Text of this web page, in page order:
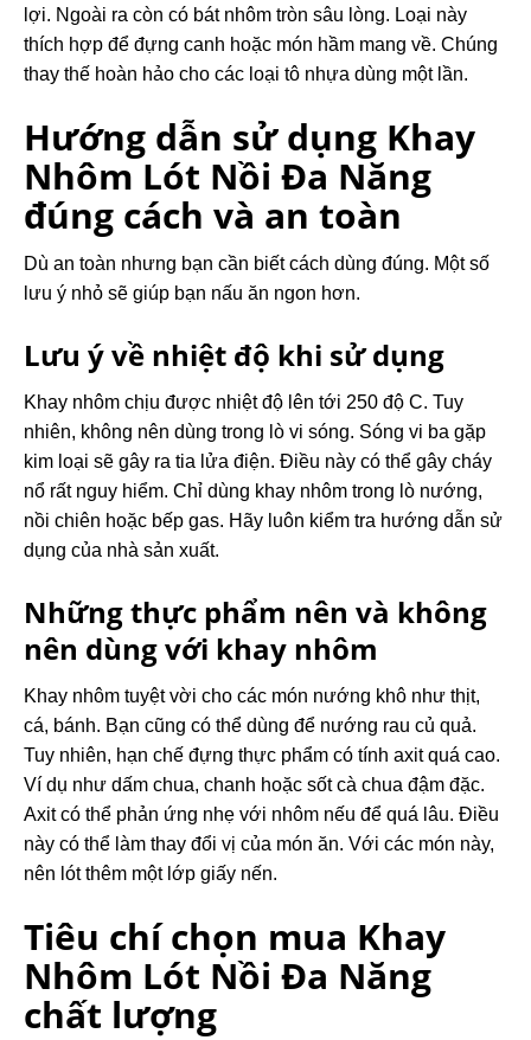
lợi. Ngoài ra còn có bát nhôm tròn sâu lòng. Loại này
thích hợp để đựng canh hoặc món hầm mang về. Chúng
thay thế hoàn hảo cho các loại tô nhựa dùng một lần.
Hướng dẫn sử dụng Khay
Nhôm Lót Nồi Đa Năng
đúng cách và an toàn
Dù an toàn nhưng bạn cần biết cách dùng đúng. Một số
lưu ý nhỏ sẽ giúp bạn nấu ăn ngon hơn.
Lưu ý về nhiệt độ khi sử dụng
Khay nhôm chịu được nhiệt độ lên tới 250 độ C. Tuy
nhiên, không nên dùng trong lò vi sóng. Sóng vi ba gặp
kim loại sẽ gây ra tia lửa điện. Điều này có thể gây cháy
nổ rất nguy hiểm. Chỉ dùng khay nhôm trong lò nướng,
nồi chiên hoặc bếp gas. Hãy luôn kiểm tra hướng dẫn sử
dụng của nhà sản xuất.
Những thực phẩm nên và không
nên dùng với khay nhôm
Khay nhôm tuyệt vời cho các món nướng khô như thịt,
cá, bánh. Bạn cũng có thể dùng để nướng rau củ quả.
Tuy nhiên, hạn chế đựng thực phẩm có tính axit quá cao.
Ví dụ như dấm chua, chanh hoặc sốt cà chua đậm đặc.
Axit có thể phản ứng nhẹ với nhôm nếu để quá lâu. Điều
này có thể làm thay đổi vị của món ăn. Với các món này,
nên lót thêm một lớp giấy nến.
Tiêu chí chọn mua Khay
Nhôm Lót Nồi Đa Năng
chất lượng